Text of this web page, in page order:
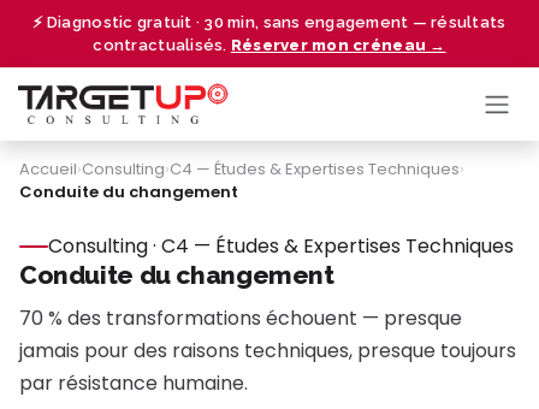
⚡ Diagnostic gratuit · 30 min, sans engagement — résultats
contractualisés. Réserver mon créneau →
Se rendre au contenu
Accueil›Consulting›C4 — Études & Expertises Techniques›
Conduite du changement
Consulting · C4 — Études & Expertises Techniques
Conduite du changement
70 % des transformations échouent — presque
jamais pour des raisons techniques, presque toujours
par résistance humaine.